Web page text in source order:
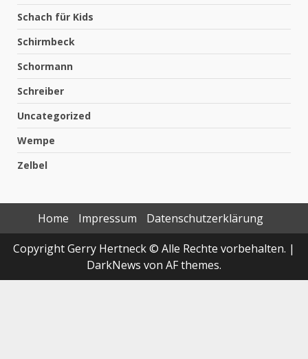
Schach für Kids
Schirmbeck
Schormann
Schreiber
Uncategorized
Wempe
Zelbel
Home Impressum
Datenschutzerklärung
Copyright Gerry Hertneck © Alle Rechte vorbehalten. |
DarkNews von AF themes.